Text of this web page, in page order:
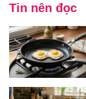
Tin nên đọc